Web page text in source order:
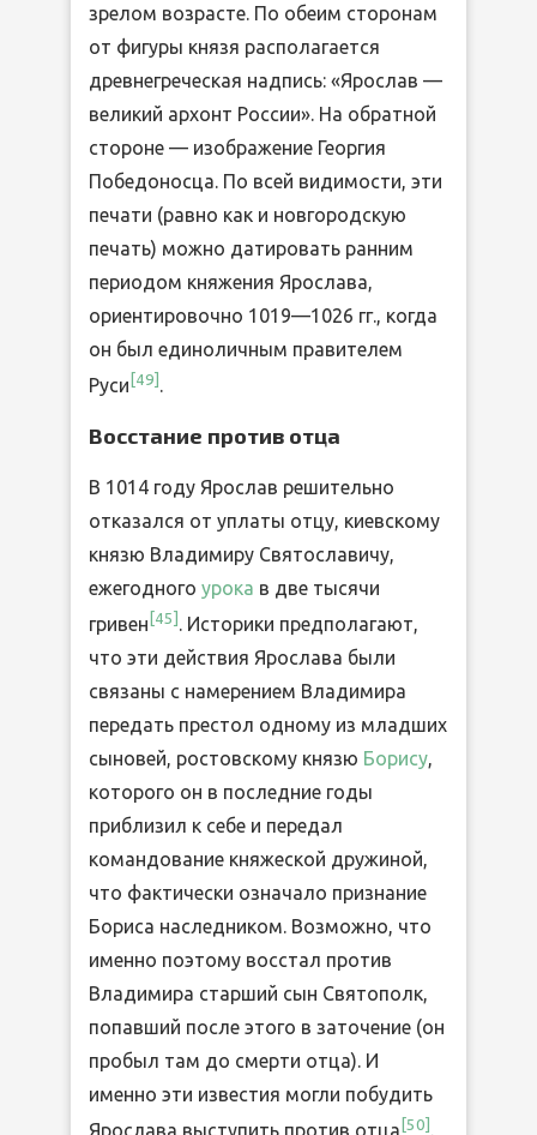
зрелом возрасте. По обеим сторонам
от фигуры князя располагается
древнегреческая надпись: «Ярослав —
великий архонт России». На обратной
стороне — изображение Георгия
Победоносца. По всей видимости, эти
печати (равно как и новгородскую
печать) можно датировать ранним
периодом княжения Ярослава,
ориентировочно 1019—1026 гг., когда
он был единоличным правителем
Руси [49] .
Восстание против отца
В 1014 году Ярослав решительно
отказался от уплаты отцу, киевскому
князю Владимиру Святославичу,
ежегодного урока в две тысячи
гривен 45 . Историки предполагают,
что эти действия Ярослава были
связаны с намерением Владимира
передать престол одному из младших
сыновей, ростовскому князю Борису,
которого он в последние годы
приблизил к себе и передал
командование княжеской дружиной,
что фактически означало признание
Бориса наследником. Возможно, что
именно поэтому восстал против
Владимира старший сын Святополк,
попавший после этого в заточение (он
пробыл там до смерти отца). И
именно эти известия могли побудить
50